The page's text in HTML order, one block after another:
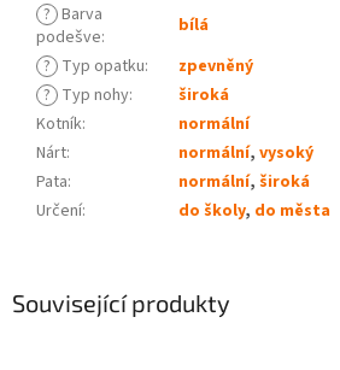
Související produkty
? Barva
podešve:
bílá
? Typ opatku:
zpevněný
? Typ nohy:
široká
Kotník:
normální
Nárt: normální, vysoký
Pata: normální, široká
Určení: do školy, do města